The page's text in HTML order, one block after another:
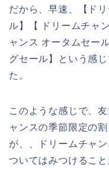
だから、早速、【ド
ル】【 ドリームチャ
ャンス オータムセー
グセール】という感
た。
このような感じで、
ャンスの季節限定の
が、、ドリームチャ
ついてはみつけるこ